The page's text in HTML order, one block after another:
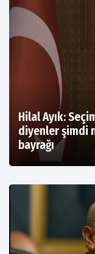
Hilal Ayık:
diyenler şimdi
bayrağı